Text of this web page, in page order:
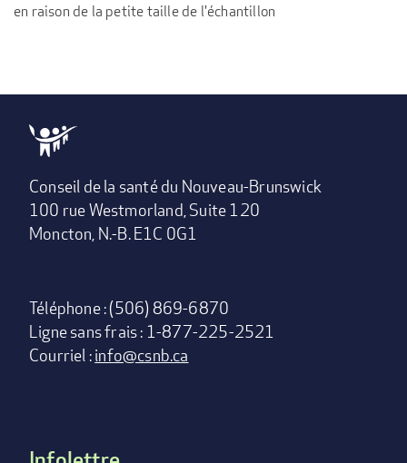
en raison de la petite taille de l'échantillon
Conseil de la santé du Nouveau-Brunswick
100 rue Westmorland, Suite 120
Moncton, N.-B. E1C 0G1
Téléphone : (506) 869-6870
Ligne sans frais : 1-877-225-2521
Courriel :info@csnb.ca